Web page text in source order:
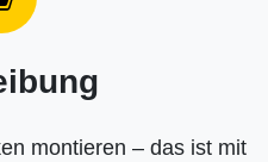
montieren – das ist mit